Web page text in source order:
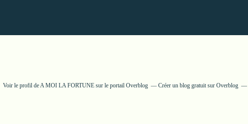
Voir le profil de A MOI LA FORTUNEsur le portail Overblog Créer un blog gratuit sur Overblog